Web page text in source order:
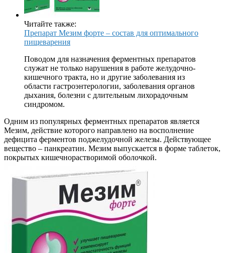
Читайте также:
Препарат Мезим форте – состав для оптимального
пищеварения
Поводом для назначения ферментных препаратов
служат не только нарушения в работе желудочно-
кишечного тракта, но и другие заболевания из
области гастроэнтерологии, заболевания органов
дыхания, болезни с длительным лихорадочным
синдромом.
Одним из популярных ферментных препаратов является
Мезим, действие которого направлено на восполнение
дефицита ферментов поджелудочной железы. Действующее
вещество – панкреатин. Мезим выпускается в форме таблеток,
покрытых кишечнорастворимой оболочкой.